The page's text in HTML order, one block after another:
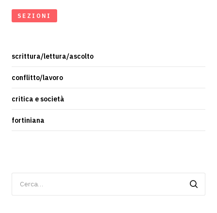
SEZIONI
scrittura/lettura/ascolto
conflitto/lavoro
critica e società
fortiniana
per: